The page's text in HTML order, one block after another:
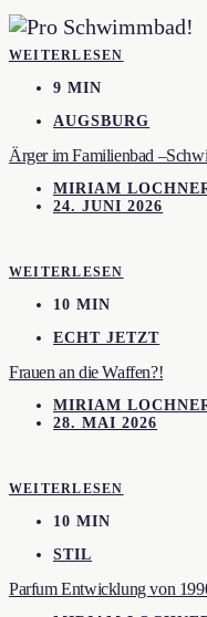
WEITERLESEN
9 MIN
AUGSBURG
Ärger im Familienbad
MIRIAM
24. JUNI 2026
WEITERLESEN
10 MIN
ECHT JETZT
Frauen an die Waffen?!
MIRIAM
28. MAI 2026
WEITERLESEN
10 MIN
STIL
Parfum Entwicklung von